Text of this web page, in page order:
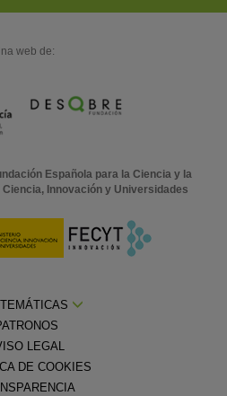
web de:
Española para la Ciencia y la
Innovación y Universidades
LEGAL
DE COOKIES